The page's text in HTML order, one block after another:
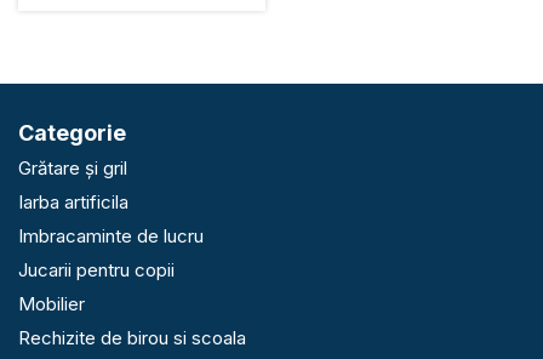
Categorie
Grătare și gril
Iarba artificila
Imbracaminte de lucru
Jucarii pentru copii
Mobilier
Rechizite de birou si scoala